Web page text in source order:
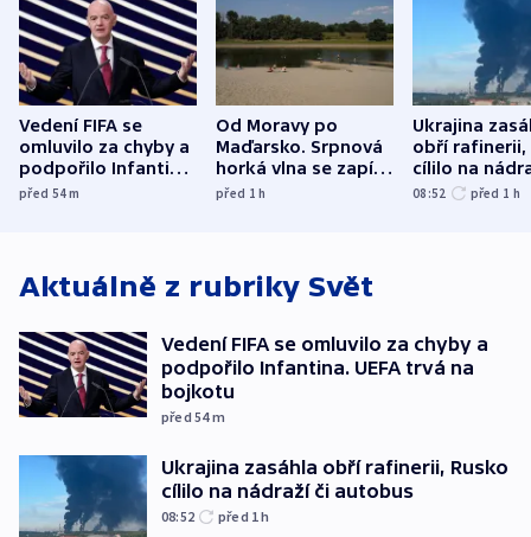
Vedení FIFA se
omluvilo za chyby a
podpořilo Infantina.
UEFA trvá na
před 54m
Od Moravy po
Maďarsko. Srpnová
horká vlna se zapíše
do dějin
před 1h
Ukrajina
obří rafinerii,
cílilo na
autobus
08:52 před 1 h
Aktuálně z rubriky Svět
Vedení FIFA se omluvilo za chyby a
podpořilo Infantina. UEFA trvá na
bojkotu
před 54m
Ukrajina zasáhla obří rafinerii, Rusko
cílilo na nádraží či autobus
08:52 před 1h